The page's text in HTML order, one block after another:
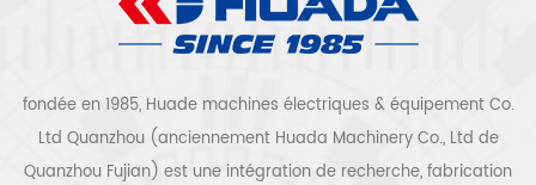
fondée en 1985, Huade machines électriques & équipement Co.
Ltd Quanzhou (anciennement Huada Machinery Co., Ltd de
Quanzhou Fujian) est une intégration de recherche, fabrication